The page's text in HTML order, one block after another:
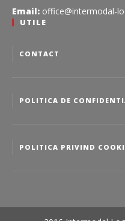
Email: office@intermodal-
UTILE
CONTACT
POLITICA DE
POLITICA PRIVIND